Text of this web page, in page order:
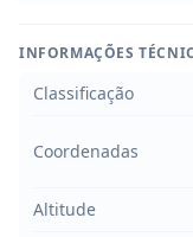
INFORMAÇÕES
Classificação
Coordenadas
Altitude